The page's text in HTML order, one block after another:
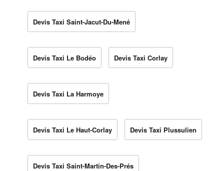
Devis Taxi Saint-Jacut-Du-Mené
Devis Taxi Le Bodéo Devis Taxi Corlay
Devis Taxi La Harmoye
Devis Taxi Le Haut-Corlay Devis Taxi Plussulien
Devis Taxi Saint-Martin-Des-Prés